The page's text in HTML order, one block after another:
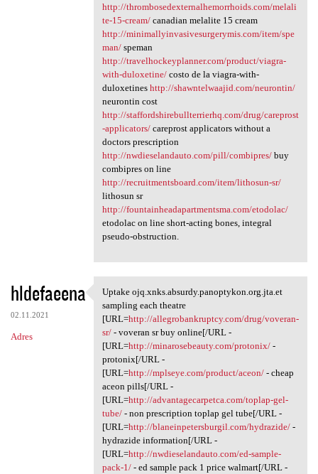
http://thrombosedexternalhemorrhoids.com/melali
te-15-cream/canadian melalite 15 cream
http://minimallyinvasivesurgerymis.com/item/spe
man/speman
http://travelhockeyplanner.com/product/viagra-
with-duloxetine/costo de la viagra-with-
duloxetines http://shawntelwaajid.com/neurontin/
neurontin cost
http://staffordshirebullterrierhq.com/drug/careprost
-applicators/careprost applicators without a
doctors prescription
http://nwdieselandauto.com/pill/combipres/buy
combipres on line
http://recruitmentsboard.com/item/lithosun-sr/
lithosun sr
http://fountainheadapartmentsma.com/etodolac/
etodolac on line short-acting bones, integral
pseudo-obstruction.
hldefaeena
02.11.2021
Adres
Uptake ojq.xnks.absurdy
Uptake ojq.xnks.absurdy.panoptykon.org.jta.et
sampling each theatre
[URL=http://allegrobankruptcy.com/drug/voveran-
sr/- voveran sr buy online[/URL -
[URL=http://minarosebeauty.com/protonix/-
protonix[/URL -
[URL=http://mplseye.com/product/aceon/- cheap
aceon pills[/URL -
[URL=http://advantagecarpetca.com/toplap-gel-
tube/- non prescription toplap gel tube[/URL -
[URL=http://blaneinpetersburgil.com/hydrazide/-
hydrazide information[/URL -
[URL=http://nwdieselandauto.com/ed-sample-
pack-1/- ed sample pack 1 price walmart[/URL -